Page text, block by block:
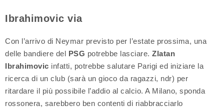
Ibrahimovic via
Con l’arrivo di Neymar previsto per l’estate prossima, una
delle bandiere del PSG potrebbe lasciare. Zlatan
Ibrahimovic infatti, potrebbe salutare Parigi ed iniziare la
ricerca di un club (sarà un gioco da ragazzi, ndr) per
ritardare il più possibile l’addio al calcio. A Milano, sponda
rossonera, sarebbero ben contenti di riabbracciarlo